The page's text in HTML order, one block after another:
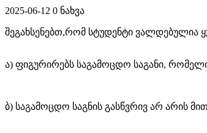
2025-06-12 0 ნახვა
შეგახსენებთ,რომ სტუდენტი ვალდებულია
ა) ფიგურირებს საგამოცდო საგანი,
ბ) საგამოცდო საგნის გასწვრივ არ არის